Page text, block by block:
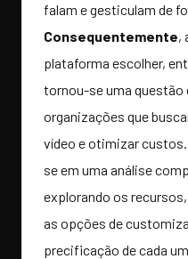
falam e gesticulam de
Consequentemente,
plataforma escolher,
tornou-se uma
organizações que
vídeo e otimizar
se em uma análise
explorando os
as opções de
precificação de cada